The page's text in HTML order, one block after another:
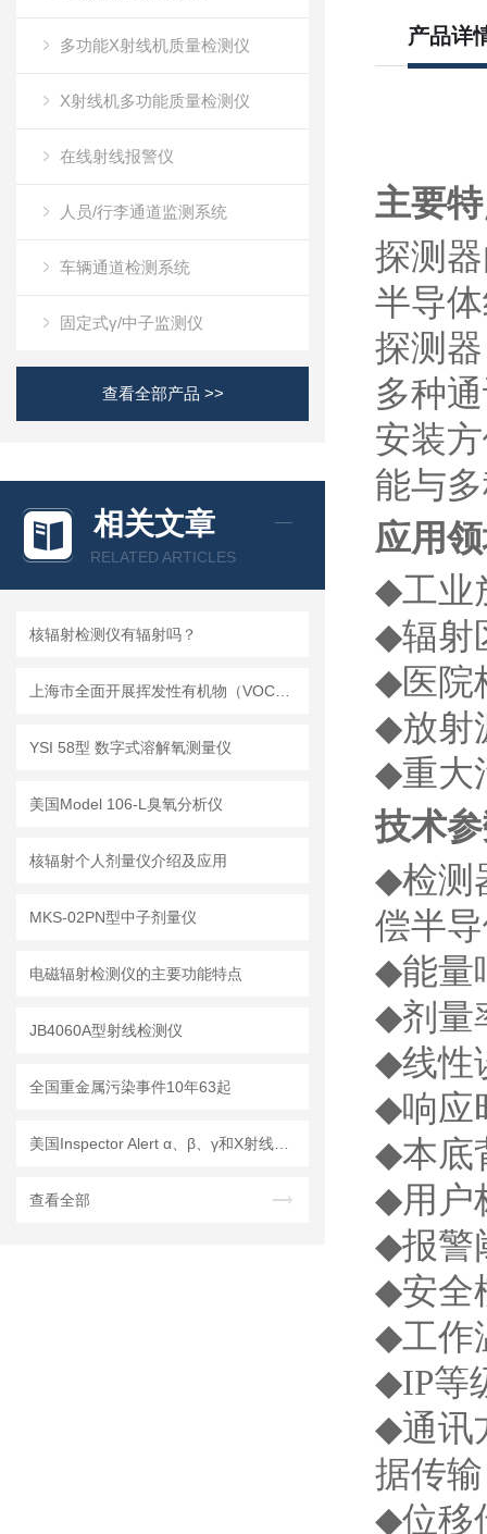
多功能X射线机质量检测仪
X射线机多功能质量检测仪
在线射线报警仪
人员/行李通道监测系统
车辆通道检测系统
固定式γ/中子监测仪
查看全部产品 >>
相关文章
RELATED ARTICLES
核辐射检测仪有辐射吗？
YSI 58型 数字式溶解氧测量仪
美国Model 106-L臭氧分析仪
核辐射个人剂量仪介绍及应用
MKS-02PN型中子剂量仪
电磁辐射检测仪的主要功能特点
JB4060A型射线检测仪
全国重金属污染事件10年63起
查看全部
产品详
主要
探测
半导
探测
多种
安装
能与
应用
◆工业
◆辐射
◆医院
◆放射
◆重大
技术
◆检
偿半
◆能
◆剂
◆线
◆响
◆本
◆用
◆报
◆安
◆工
◆IP
◆通
据传输
◆位